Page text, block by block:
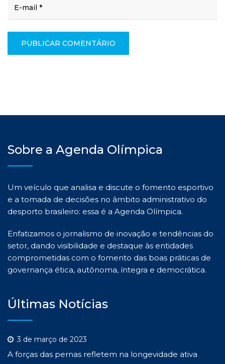
Sobre a Agenda Olímpica
Um veículo que analisa e discute o fomento esportivo
e a tomada de decisões no âmbito administrativo do
desporto brasileiro: essa é a Agenda Olímpica.
Enfatizamos o jornalismo de inovação e tendências do
setor, dando visibilidade e destaque às entidades
comprometidas com o fomento das boas práticas de
governança ética, autônoma, íntegra e democrática.
Últimas Notícias
3 de março de 2023
A forças das pernas refletem na longevidade ativa